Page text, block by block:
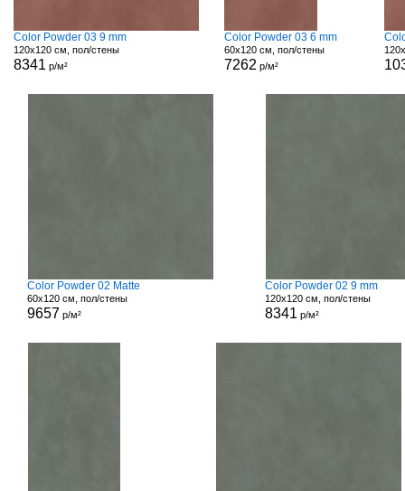
Color Powder 03 9 mm
120x120 см, пол/стены
8341 р/м²
Color Powder 03 6 mm
60x120 см, пол/стены
7262 р/м²
Color Powder 02 Matte
60x120 см, пол/стены
9657 р/м²
Color Powder 02 9 mm
120x120 см, пол/стены
8341 р/м²